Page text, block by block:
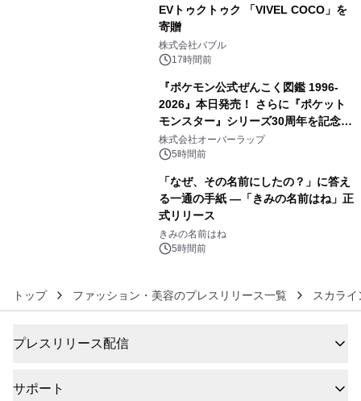
EVトゥクトゥク 「VIVEL COCO」を
寄贈
株式会社バブル
17時間前
『ポケモン公式ぜんこく図鑑 1996-
2026』本日発売！ さらに『ポケット
モンスター』シリーズ30周年を記念し
た画集『ポケットモンスター ビジュア
ルアートブック』の発売決定！ 2026
株式会社オーバーラップ
5時間前
「なぜ、その名前にしたの？」に答え
る一通の手紙 ―「きみの名前はね」正
式リリース
きみの名前はね
5時間前
トップ ファッション・美容のプレスリリース一覧 スカラ
プレスリリース配信
サポート